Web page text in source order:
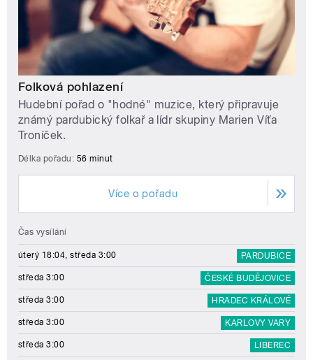
Folková pohlazení
Hudební pořad o "hodné" muzice, který připravuje
známý pardubický folkař a lídr skupiny Marien Víťa
Troníček.
Délka pořadu: 56 minut
Více o pořadu
Čas vysílání
úterý 18:04, středa 3:00 PARDUBICE
středa 3:00 ČESKÉ BUDĚJOVICE
středa 3:00 HRADEC KRÁLOVÉ
středa 3:00 KARLOVY VARY
středa 3:00 LIBEREC